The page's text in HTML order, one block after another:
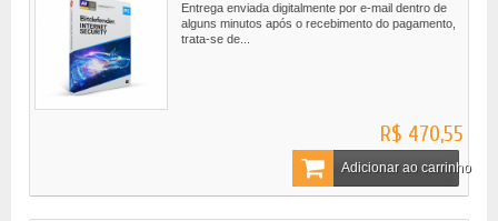
Entrega enviada digitalmente por e-mail dentro de
alguns minutos após o recebimento do pagamento,
trata-se de...
R$ 470,55
Adicionar ao carrinho